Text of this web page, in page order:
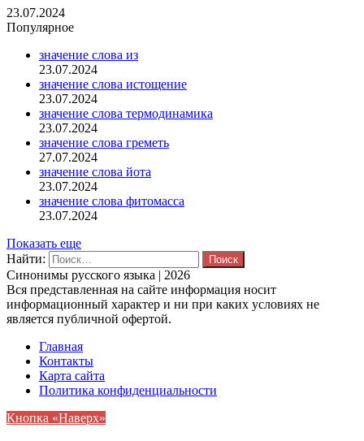
23.07.2024
Популярное
значение слова из
23.07.2024
значение слова истощение
23.07.2024
значение слова термодинамика
23.07.2024
значение слова греметь
27.07.2024
значение слова йота
23.07.2024
значение слова фитомасса
23.07.2024
Показать еще
Найти:
Синонимы русского языка | 2026
Вся представленная на сайте информация носит
информационный характер и ни при каких условиях не
является публичной офертой.
Главная
Контакты
Карта сайта
Политика конфиденциальности
Кнопка «Наверх»